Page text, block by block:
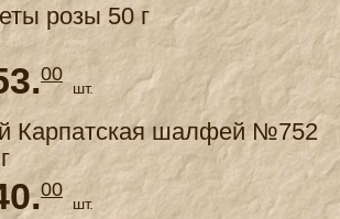
розы 50 г
00
шт.
Карпатская шалфей №752
00
шт.